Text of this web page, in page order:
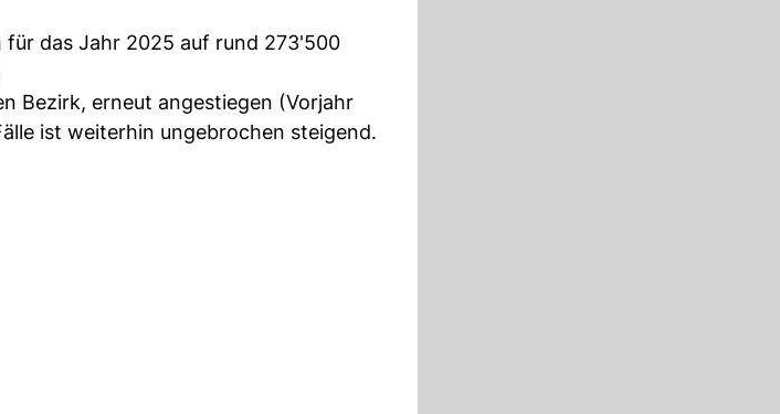
für das Jahr 2025 auf rund 273'500
Bezirk, erneut angestiegen (Vorjahr
ist weiterhin ungebrochen steigend.